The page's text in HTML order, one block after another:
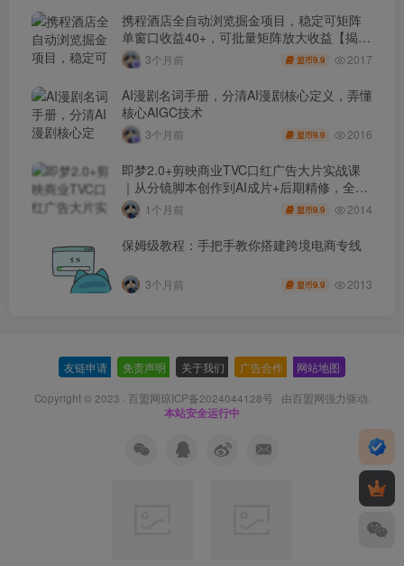
携程酒店全自动浏览掘金项目，稳定可矩阵
单窗口收益40+，可批量矩阵放大收益【揭
秘】3个月前 盟币9.9 2017
AI漫剧名词手册，分清AI漫剧核心定义，弄懂
核心AIGC技术
3个月前 盟币9.9 2016
即梦2.0+剪映商业TVC口红广告大片实战课
｜从分镜脚本创作到AI成片+后期精修，全流
程打造品牌级产品广告
1个月前 盟币9.9 2014
保姆级教程：手把手教你搭建跨境电商专线
3个月前 盟币9.9 2013
友链申请 免责声明 关于我们 广告合作 网站地图
Copyright © 2023 · 百盟网琼ICP备2024044128号 · 由百盟网强力驱动.
本站安全运行中